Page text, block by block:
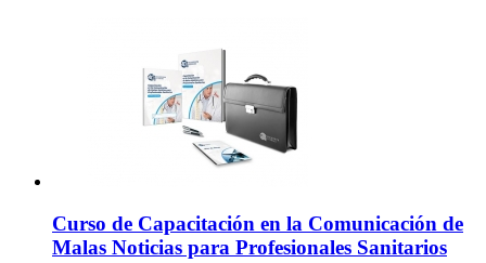
Curso de Capacitación en la Comunicación de
Malas Noticias para Profesionales Sanitarios